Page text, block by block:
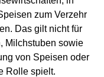
zum Verzehr
Das gilt nicht für
Milchstuben sowie
von Speisen oder
Rolle spielt.